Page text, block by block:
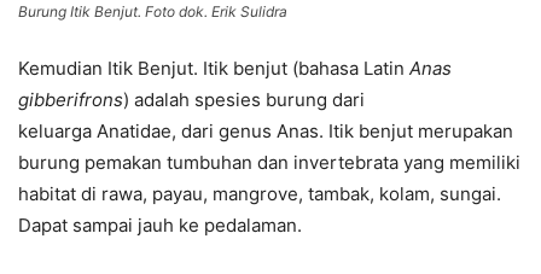
Burung Itik Benjut. Foto dok. Erik Sulidra
Kemudian Itik Benjut. Itik benjut (bahasa Latin Anas
gibberifrons) adalah spesies burung dari
keluarga Anatidae, dari genus Anas. Itik benjut merupakan
burung pemakan tumbuhan dan invertebrata yang memiliki
habitat di rawa, payau, mangrove, tambak, kolam, sungai.
Dapat sampai jauh ke pedalaman.